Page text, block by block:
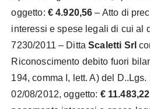
oggetto: € 4.920,56 – Atto di
interessi e spese legali di cui al
7230/2011 – DittaScaletti Srl
Riconoscimento debito fuori
194, comma I, lett. A) del
02/08/2012, oggetto: € 11.483,22